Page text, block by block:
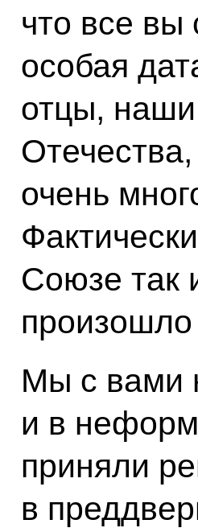
что все вы
особая
отцы,
очень
Союзе так
Мы с вами
и в
приняли
в